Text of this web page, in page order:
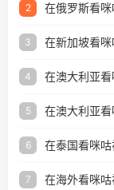
2
3
4
5
6
7